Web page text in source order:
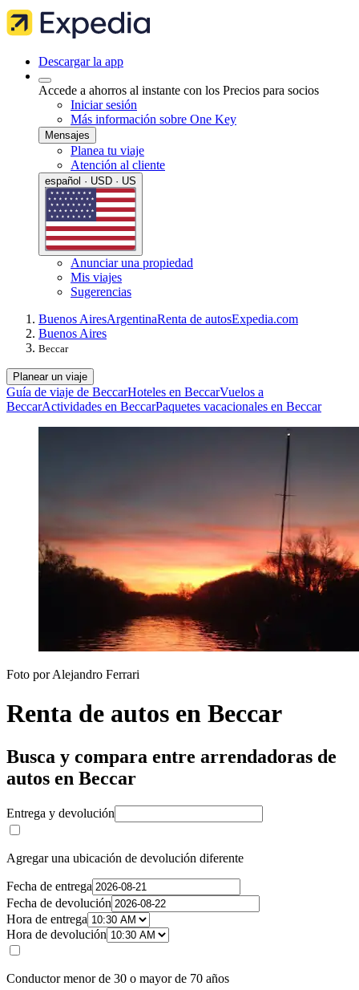
Descargar la app
Accede a ahorros al instante con los Precios para socios
Iniciar sesión
Más información sobre One Key
Mensajes
Planea tu viaje
Atención al cliente
español · USD · US
Anunciar una propiedad
Mis viajes
Sugerencias
Buenos AiresArgentinaRenta de autosExpedia.com
Buenos Aires
Beccar
Planear un viaje
Guía de viaje de BeccarHoteles en BeccarVuelos a
BeccarActividades en BeccarPaquetes vacacionales en Beccar
Foto por Alejandro Ferrari
Renta de autos en Beccar
Busca y compara entre arrendadoras de
autos en Beccar
Entrega y devolución
Agregar una ubicación de devolución diferente
Fecha de entrega
Fecha de devolución
Hora de entrega
Hora de devolución
Conductor menor de 30 o mayor de 70 años